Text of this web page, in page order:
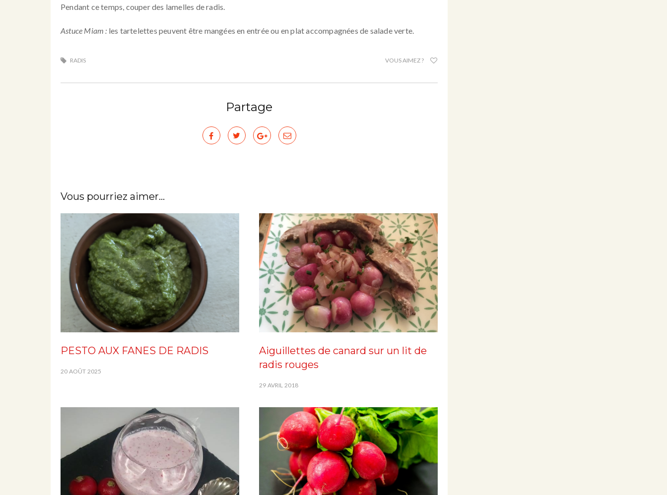
Pendant ce temps, couper des lamelles de radis.
Astuce Miam : les tartelettes peuvent être mangées en entrée ou en plat accompagnées de salade verte.
RADIS VOUS AIMEZ ?
Partage
Vous pourriez aimer...
PESTO AUX FANES DE RADIS
20 AOÛT 2025
Aiguillettes de canard sur un lit de
radis rouges
29 AVRIL 2018